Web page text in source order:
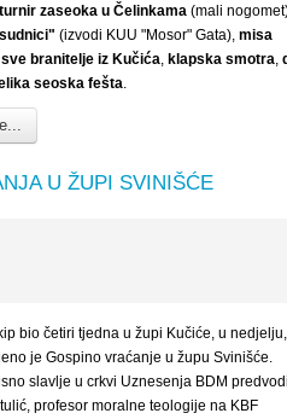
turnir zaseoka u Čelinkama(mali
(izvodi KUU "Mosor" Gata), misa
branitelje iz Kučića, klapska smotra,
seoska fešta.
U ŽUPI SVINIŠĆE
bio četiri tjedna u župi Kučiće, u
je Gospino vraćanje u župu Svinišće.
slavlje u crkvi Uznesenja BDM
profesor moralne teologije na KBF